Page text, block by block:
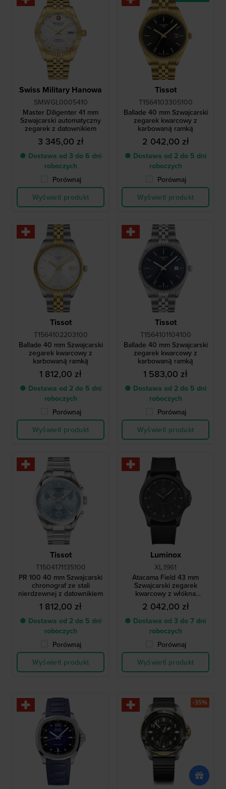
Swiss Military Hanowa
SMWGL0005410
Master Diligenter 41 mm
Szwajcarski automatyczny
zegarek z datownikiem
3 345,00 zł
● Dostawa od 3 do 6 dni
roboczych
Porównaj
Wyświetl produkt
Tissot
T1564103305100
Ballade 40 mm Szwajcarski
zegarek kwarcowy z
karbowaną ramką
2 042,00 zł
● Dostawa od 2 do 5 dni
roboczych
Porównaj
Wyświetl produkt
Tissot
T1564102203100
Ballade 40 mm Szwajcarski
zegarek kwarcowy z
karbowaną ramką
1 812,00 zł
● Dostawa od 2 do 5 dni
roboczych
Porównaj
Wyświetl produkt
Tissot
T1564101104100
Ballade 40 mm Szwajcarski
zegarek kwarcowy z
karbowaną ramką
1 583,00 zł
● Dostawa od 2 do 5 dni
roboczych
Porównaj
Wyświetl produkt
Tissot
T1504171135100
PR 100 40 mm Szwajcarski
chronograf ze stali
nierdzewnej z datownikiem
1 812,00 zł
● Dostawa od 2 do 5 dni
roboczych
Porównaj
Wyświetl produkt
Luminox
XL.1961
Atacama Field 43 mm
Szwajcarski zegarek
kwarcowy z włókna
węglowego
2 042,00 zł
● Dostawa od 3 do 7 dni
roboczych
Porównaj
Wyświetl produkt
-35%